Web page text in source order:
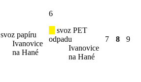
svoz papíru
Ivanovice
na Hané
6
svoz PET
odpadu
Ivanovice
na Hané
7 8 9